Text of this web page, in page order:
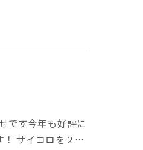
です今年も好評に
！ サイコロを２…